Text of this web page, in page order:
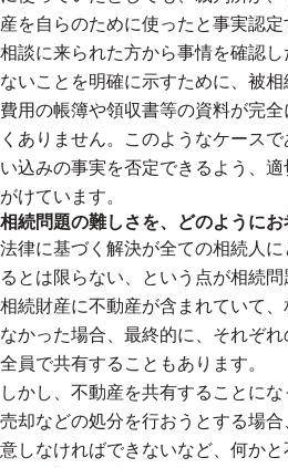
産を自らのために使ったと事実認定
相談に来られた方から事情を確認
ないことを明確に示すために、被
費用の帳簿や領収書等の資料が完
くありません。このようなケース
い込みの事実を否定できるよう、
がけています。
相続問題の難しさを、どのようにお
法律に基づく解決が全ての相続人
るとは限らない、という点が相続問
相続財産に不動産が含まれていて
なかった場合、最終的に、それぞ
全員で共有することもあります。
しかし、不動産を共有することに
売却などの処分を行おうとする場
意しなければできないなど、何か